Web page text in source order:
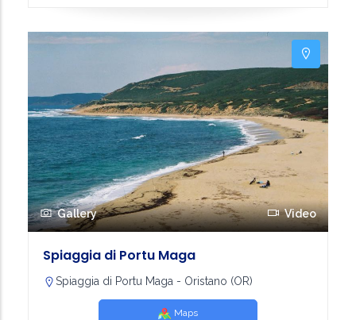
Gallery Video
Spiaggia di Portu Maga
Spiaggia di Portu Maga - Oristano (OR)
Maps